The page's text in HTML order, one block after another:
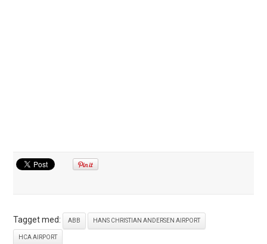
Tagget med: ABB HANS CHRISTIAN ANDERSEN AIRPORT
HCA AIRPORT